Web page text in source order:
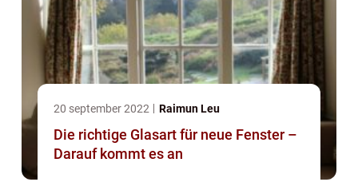
20 september 2022 Raimun Leu
Die richtige Glasart für neue Fenster –
Darauf kommt es an